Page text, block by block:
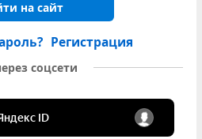
на сайт
Регистрация
соцсети